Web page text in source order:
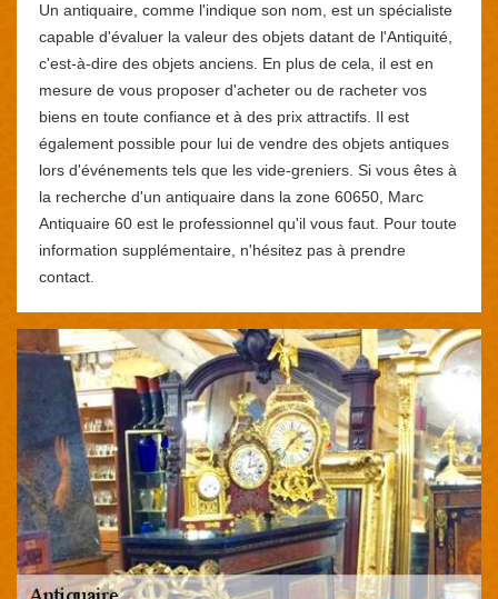
Un antiquaire, comme l'indique son nom, est un spécialiste
capable d'évaluer la valeur des objets datant de l'Antiquité,
c'est-à-dire des objets anciens. En plus de cela, il est en
mesure de vous proposer d'acheter ou de racheter vos
biens en toute confiance et à des prix attractifs. Il est
également possible pour lui de vendre des objets antiques
lors d'événements tels que les vide-greniers. Si vous êtes à
la recherche d'un antiquaire dans la zone 60650, Marc
Antiquaire 60 est le professionnel qu'il vous faut. Pour toute
information supplémentaire, n'hésitez pas à prendre
contact.